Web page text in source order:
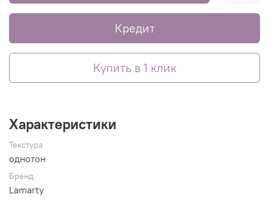
Кредит
Купить в 1 клик
Характеристики
Текстура
однотон
Бренд
Lamarty